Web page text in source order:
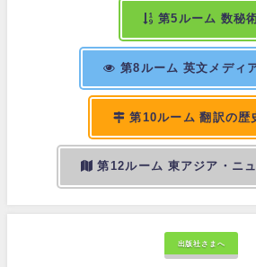
第5ルーム 数秘
第8ルーム 英文メディ
第10ルーム 翻訳の歴
第12ルーム 東アジア・ニ
出版社さまへ